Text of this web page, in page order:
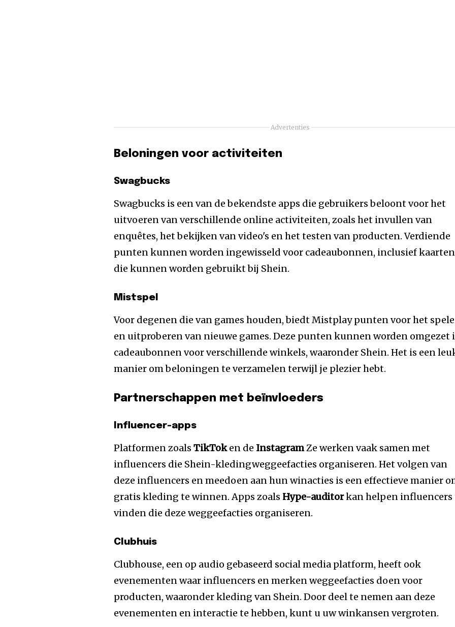
Advertenties
Beloningen voor activiteiten
Swagbucks
Swagbucks is een van de bekendste apps die gebruikers beloont voor het
uitvoeren van verschillende online activiteiten, zoals het invullen van
enquêtes, het bekijken van video's en het testen van producten. Verdiende
punten kunnen worden ingewisseld voor cadeaubonnen, inclusief kaarten
die kunnen worden gebruikt bij Shein.
Mistspel
Voor degenen die van games houden, biedt Mistplay punten voor het
en uitproberen van nieuwe games. Deze punten kunnen worden omgezet
cadeaubonnen voor verschillende winkels, waaronder Shein. Het is een
manier om beloningen te verzamelen terwijl je plezier hebt.
Partnerschappen met beïnvloeders
Influencer-apps
Platformen zoalsTikToken de InstagramZe werken vaak samen met
influencers die Shein-kledingweggeefacties organiseren. Het volgen van
deze influencers en meedoen aan hun winacties is een effectieve manier
gratis kleding te winnen. Apps zoals Hype-auditorkan helpen influencers
vinden die deze weggeefacties organiseren.
Clubhuis
Clubhouse, een op audio gebaseerd social media platform, heeft ook
evenementen waar influencers en merken weggeefacties doen voor
producten, waaronder kleding van Shein. Door deel te nemen aan deze
evenementen en interactie te hebben, kunt u uw winkansen vergroten.